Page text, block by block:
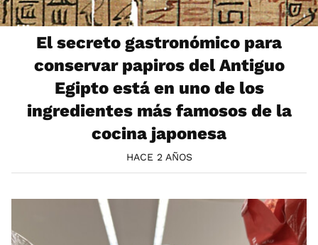
El secreto gastronómico para
conservar papiros del Antiguo
Egipto está en uno de los
ingredientes más famosos de la
cocina japonesa
HACE 2 AÑOS